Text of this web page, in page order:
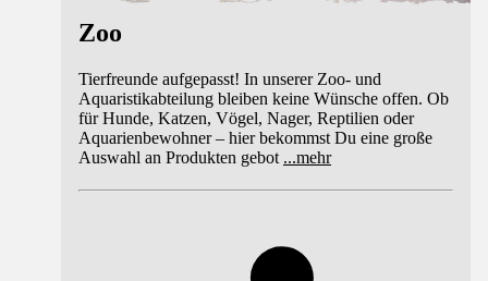
Zoo
Tierfreunde aufgepasst! In unserer Zoo- und
Aquaristikabteilung bleiben keine Wünsche offen. Ob
für Hunde, Katzen, Vögel, Nager, Reptilien oder
Aquarienbewohner – hier bekommst Du eine große
Auswahl an Produkten gebot ...mehr